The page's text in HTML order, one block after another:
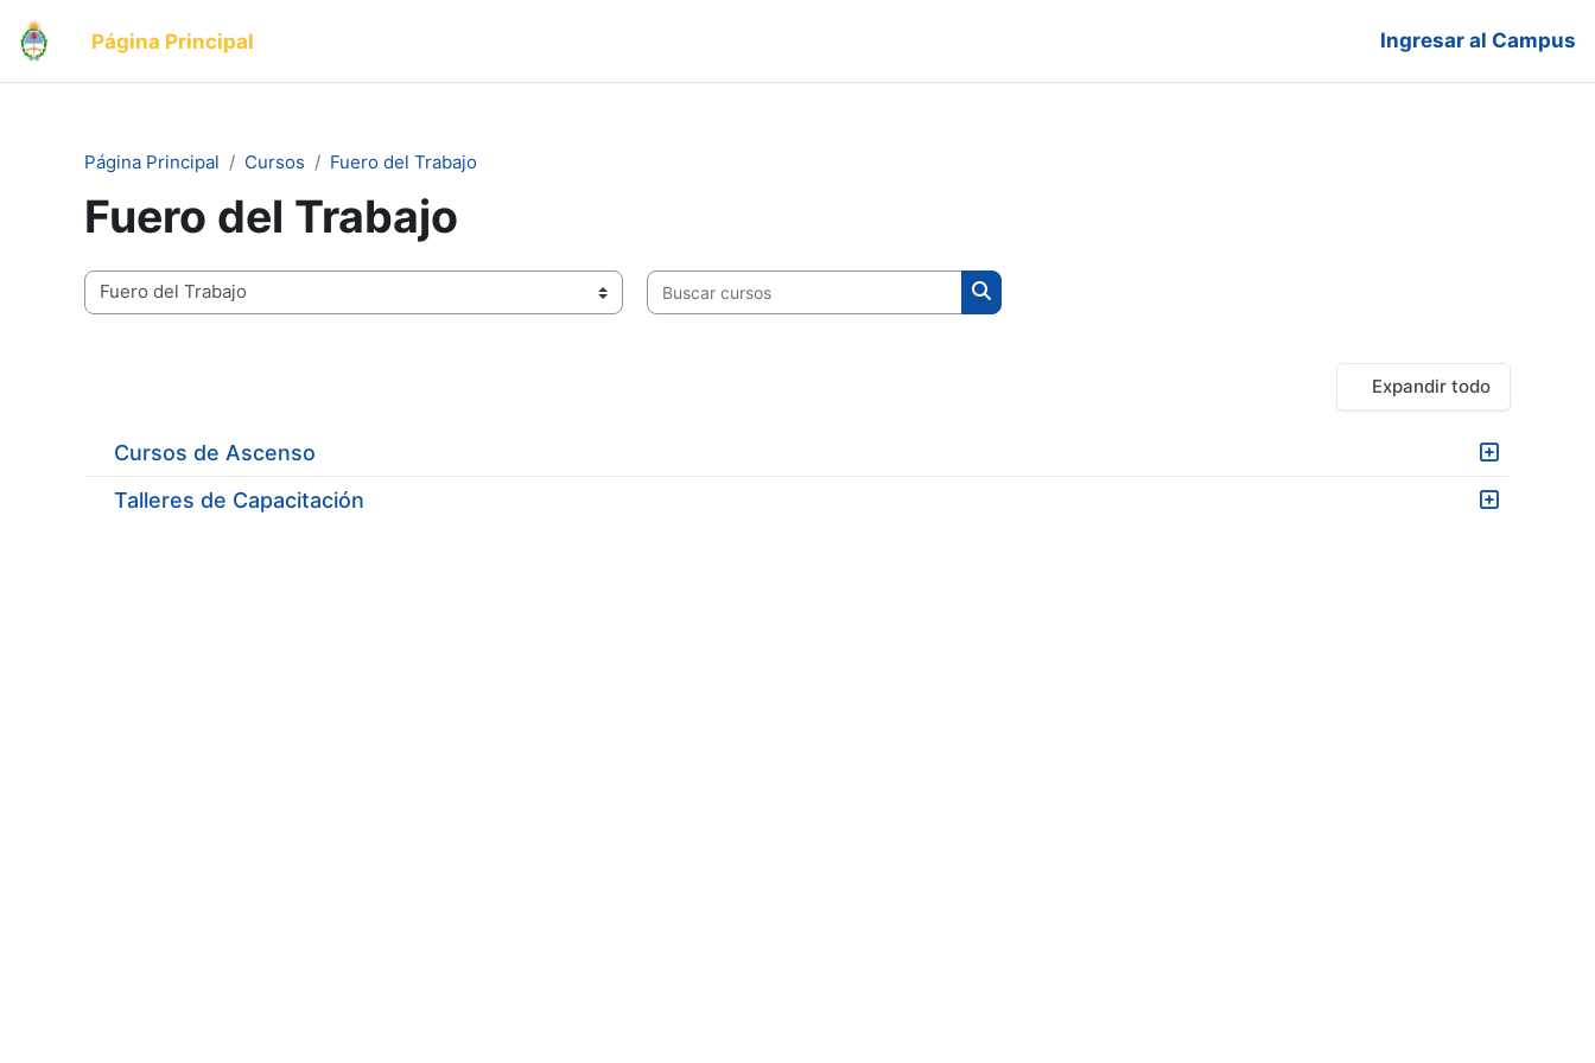
Página Principal Ingresar al Campus
Página Principal Cursos Fuero del Trabajo
Fuero del Trabajo
Categorías
Buscar cursos
Buscar cursos
Expandir todo
Cursos de Ascenso
Talleres de Capacitación